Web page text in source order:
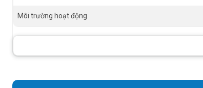
Môi trường hoạt động